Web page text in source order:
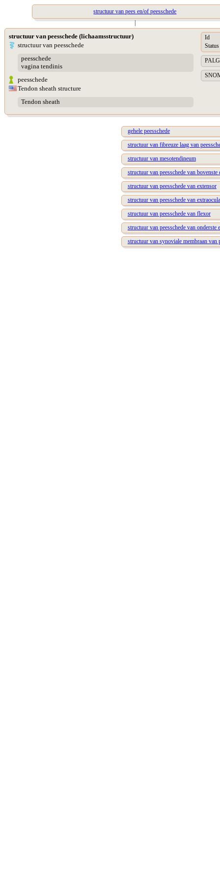
structuur van pees en/of peesschede
|
structuur van peesschede (lichaamsstructuur)
structuur van peesschede
peesschede
vagina tendinis
peesschede
Tendon sheath structure
Tendon sheath
Id
Status
gehele peesschede
structuur van fibreuze laag van
structuur van mesotendineum
structuur van peesschede van bovenste
structuur van peesschede van extensor
structuur van peesschede van
structuur van peesschede van flexor
structuur van peesschede van onderste
structuur van synoviale membraan van